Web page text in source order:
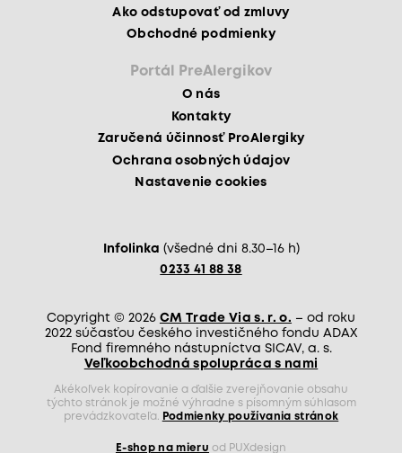
Ako odstupovať od zmluvy
Obchodné podmienky
Portál PreAlergikov
O nás
Kontakty
Zaručená účinnosť ProAlergiky
Ochrana osobných údajov
Nastavenie cookies
Infolinka (všedné dni 8.30–16 h)
0233 41 88 38
Copyright © 2026 CM Trade Via s. r. o. – od roku
2022 súčasťou českého investičného fondu ADAX
Fond firemného nástupníctva SICAV, a. s.
Veľkoobchodná spolupráca s nami
Akékoľvek kopírovanie a ďalšie zverejňovanie obsahu
týchto stránok je možné výhradne s písomným súhlasom
prevádzkovateľa.
Podmienky používania stránok
E-shop na mieru od PUXdesign